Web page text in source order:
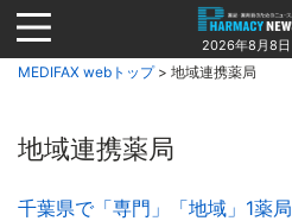
Jump
to
navigation
2026年8月8日
MEDIFAX webトップ> 地域連携薬局
地域連携薬局
千葉県で「専門」「地域」1薬